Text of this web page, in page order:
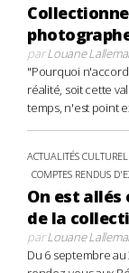
parLouane
"Pourquoi
réalité, soit cette
temps, n'est point
ACTUALITÉS
COMPTES RENDUS
On est allés
de la
parLouane
Du 6 septembre